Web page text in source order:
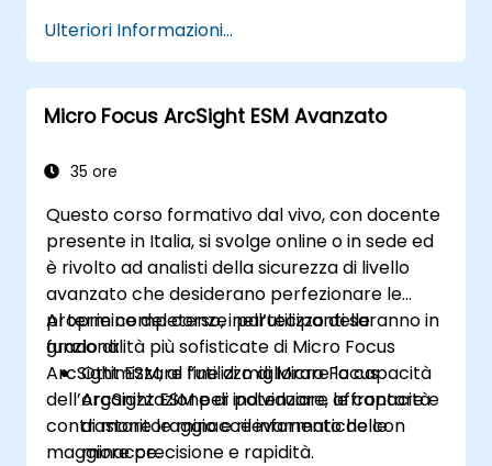
Ulteriori Informazioni...
Micro Focus ArcSight ESM Avanzato
35 ore
Questo corso formativo dal vivo, con docente
presente in Italia, si svolge online o in sede ed
è rivolto ad analisti della sicurezza di livello
avanzato che desiderano perfezionare le
proprie competenze nell’utilizzo delle
funzionalità più sofisticate di Micro Focus
ArcSight ESM, al fine di migliorare la capacità
dell’organizzazione di individuare, affrontare e
contrastare le minacce informatiche con
maggiore precisione e rapidità.
Al termine del corso, i partecipanti saranno in
grado di:
Ottimizzare l’utilizzo di Micro Focus
ArcSight ESM per potenziare le capacità
di monitoraggio e rilevamento delle
minacce.